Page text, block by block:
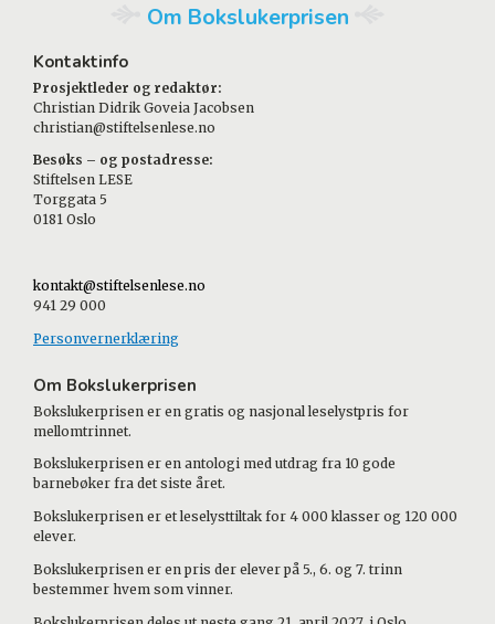
Om Bokslukerprisen
Kontaktinfo
Prosjektleder og redaktør:
Christian Didrik Goveia Jacobsen
christian@stiftelsenlese.no
Besøks – og postadresse:
Stiftelsen LESE
Torggata 5
0181 Oslo
kontakt@stiftelsenlese.no
941 29 000
Personvernerklæring
Om Bokslukerprisen
Bokslukerprisen er en gratis og nasjonal leselystpris for
mellomtrinnet.
Bokslukerprisen er en antologi med utdrag fra 10 gode
barnebøker fra det siste året.
Bokslukerprisen er et leselysttiltak for 4 000 klasser og 120 000
elever.
Bokslukerprisen er en pris der elever på 5., 6. og 7. trinn
bestemmer hvem som vinner.